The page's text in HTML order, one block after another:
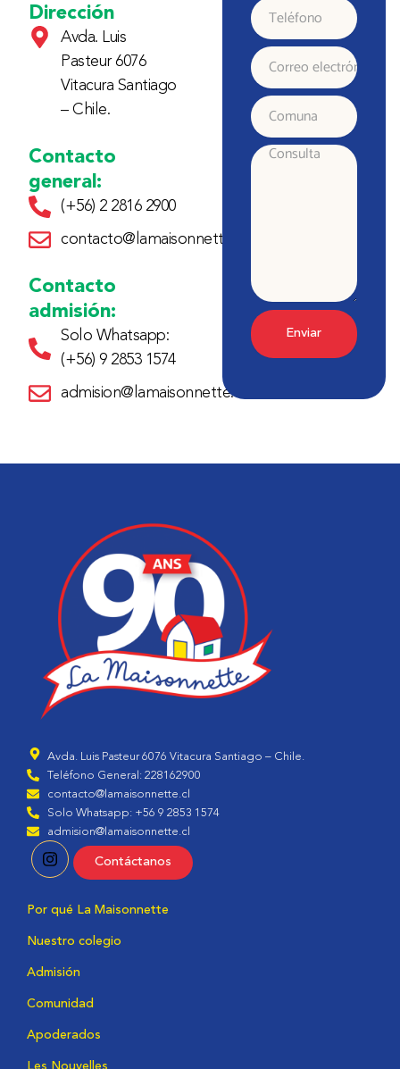
Dirección
Avda. Luis
Pasteur 6076
Vitacura Santiago
– Chile.
Contacto
general:
(+56) 2 2816 2900
contacto@lamaisonnette.cl
Contacto
admisión:
Solo Whatsapp:
(+56) 9 2853 1574
admision@lamaisonnette.cl
y
Apellido
Teléfono
Correo
electrónico
Comuna
Consulta
Enviar
Avda. Luis Pasteur 6076 Vitacura Santiago – Chile.
Teléfono General: 228162900
contacto@lamaisonnette.cl
Solo Whatsapp: +56 9 2853 1574
admision@lamaisonnette.cl
Contáctanos
Por qué La Maisonnette
Nuestro colegio
Admisión
Comunidad
Apoderados
Les Nouvelles